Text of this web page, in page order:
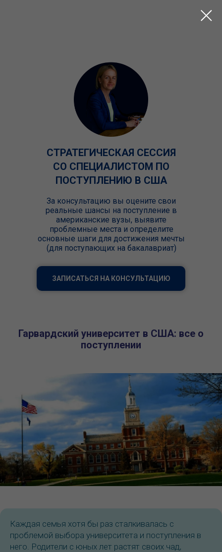
СТРАТЕГИЧЕСКАЯ СЕССИЯ
СО СПЕЦИАЛИСТОМ ПО
ПОСТУПЛЕНИЮ В США
За консультацию вы оцените свои
реальные шансы на поступление в
американские вузы, выявите
проблемные места и определите
основные шаги для достижения мечты
(для поступающих на бакалавриат)
ЗАПИСАТЬСЯ НА КОНСУЛЬТАЦИЮ
Гарвардский университет в США: все о
поступлении
Каждая семья хотя бы раз сталкивалась с
проблемой выбора университета и поступления в
него. Родители с юных лет растят своих чад,